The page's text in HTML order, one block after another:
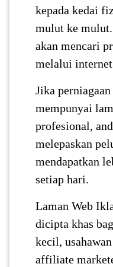
kepada kedai
mulut ke
akan mencari
melalui
Jika
mempunyai
profesional,
melepaskan
mendapatkan
setiap hari.
Laman Web
dicipta khas
kecil,
affiliate
SELECT NEGERI
PAHANG(13)
KELANTAN(22)
NEGERI
SEMBILAN(10)